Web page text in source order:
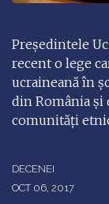
Președintele
recent o lege
ucraineană în
din România și
comunități
DECENEI
OCT 06, 2017